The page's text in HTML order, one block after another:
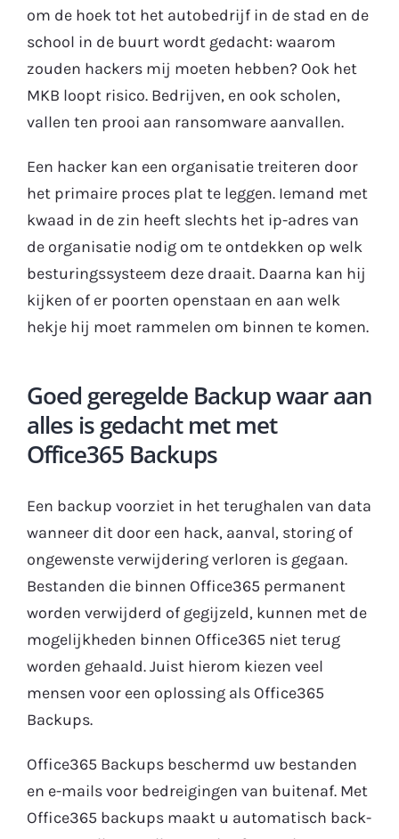
om de hoek tot het autobedrijf in de stad en de
school in de buurt wordt gedacht: waarom
zouden hackers mij moeten hebben? Ook het
MKB loopt risico. Bedrijven, en ook scholen,
vallen ten prooi aan ransomware aanvallen.
Een hacker kan een organisatie treiteren door
het primaire proces plat te leggen. Iemand met
kwaad in de zin heeft slechts het ip-adres van
de organisatie nodig om te ontdekken op welk
besturingssysteem deze draait. Daarna kan hij
kijken of er poorten openstaan en aan welk
hekje hij moet rammelen om binnen te komen.
Goed geregelde Backup waar aan
alles is gedacht met met
Office365 Backups
Een backup voorziet in het terughalen van data
wanneer dit door een hack, aanval, storing of
ongewenste verwijdering verloren is gegaan.
Bestanden die binnen Office365 permanent
worden verwijderd of gegijzeld, kunnen met de
mogelijkheden binnen Office365 niet terug
worden gehaald. Juist hierom kiezen veel
mensen voor een oplossing als Office365
Backups.
Office365 Backups beschermd uw bestanden
en e-mails voor bedreigingen van buitenaf. Met
Office365 backups maakt u automatisch back-